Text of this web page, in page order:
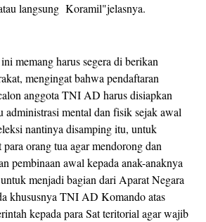
langsung Koramil"jelasnya.
memang harus segera di berikan
mengingat bahwa pendaftaran
anggota TNI AD harus disiapkan
administrasi mental dan fisik sejak awal
nantinya disamping itu, untuk
orang tua agar mendorong dan
pembinaan awal kepada anak-anaknya
menjadi bagian dari Aparat Negara
khususnya TNI AD Komando atas
kepada para Sat teritorial agar wajib